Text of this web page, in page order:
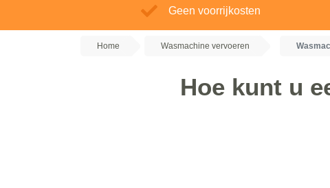
Geen voorrijkosten
Home Wasmachine vervoeren
Hoe kunt u